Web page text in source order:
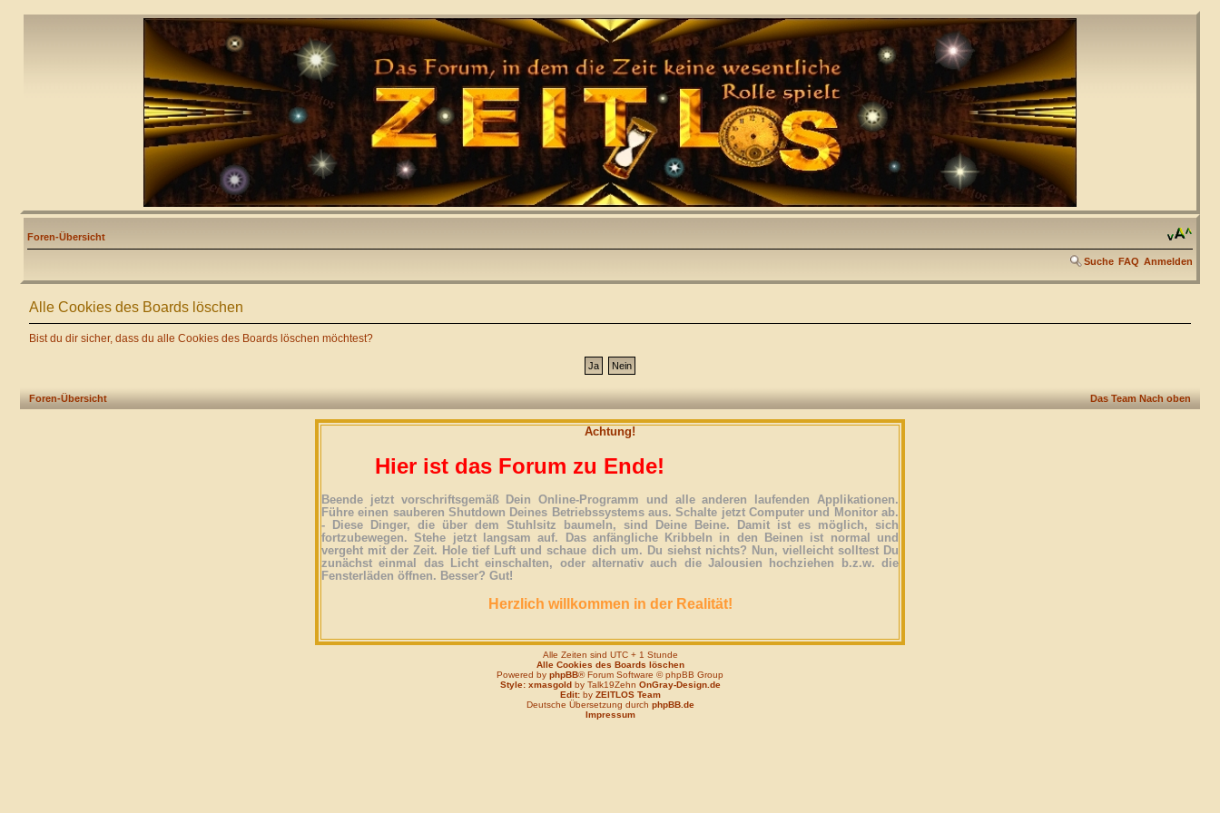
Foren-Übersicht
Suche FAQ Anmelden
Alle Cookies des Boards löschen
Bist du dir sicher, dass du alle Cookies des Boards löschen möchtest?
Foren-Übersicht Das Team Nach oben
Achtung!
Hier ist das Forum zu Ende!
Beende jetzt vorschriftsgemäß Dein Online-Programm und alle anderen laufenden Applikationen.
Führe einen sauberen Shutdown Deines Betriebssystems aus. Schalte jetzt Computer und Monitor ab.
- Diese Dinger, die über dem Stuhlsitz baumeln, sind Deine Beine. Damit ist es möglich, sich
fortzubewegen. Stehe jetzt langsam auf. Das anfängliche Kribbeln in den Beinen ist normal und
vergeht mit der Zeit. Hole tief Luft und schaue dich um. Du siehst nichts? Nun, vielleicht solltest Du
zunächst einmal das Licht einschalten, oder alternativ auch die Jalousien hochziehen b.z.w. die
Fensterläden öffnen. Besser? Gut!
Herzlich willkommen in der Realität!
Alle Zeiten sind UTC + 1 Stunde
Alle Cookies des Boards löschen
Powered by phpBB® Forum Software © phpBB Group
Style: xmasgoldby Talk19Zehn OnGray-Design.de
Edit:by ZEITLOS Team
Deutsche Übersetzung durch phpBB.de
Impressum